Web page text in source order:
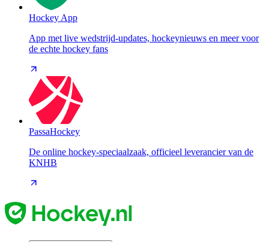
Hockey App
App met live wedstrijd-updates, hockeynieuws en meer voor
de echte hockey fans
PassaHockey
De online hockey-speciaalzaak, officieel leverancier van de
KNHB